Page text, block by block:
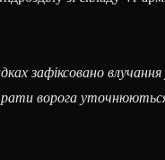
зафіксовано
ворога